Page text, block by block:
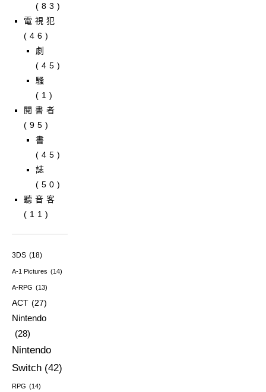
(83)
電視犯
(46)
劇
(45)
騷
(1)
閱書者
(95)
書
(45)
誌
(50)
聽音客
(11)
3DS (18)
A-1 Pictures (14)
A-RPG (13)
ACT (27)
Nintendo
(28)
Nintendo
Switch (42)
RPG (14)